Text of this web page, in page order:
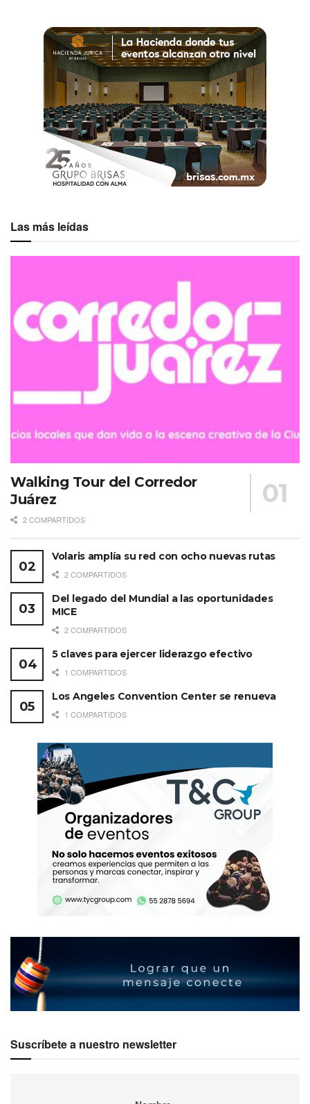
Etiquetas: Destacados Destinos
Las más leídas
Walking Tour del Corredor
Juárez
2 COMPARTIDOS
Volaris amplía su red con ocho nuevas rutas
2 COMPARTIDOS
Del legado del Mundial a las oportunidades
MICE
2 COMPARTIDOS
5 claves para ejercer liderazgo efectivo
1 COMPARTIDOS
Los Angeles Convention Center se renueva
1 COMPARTIDOS
Suscríbete a nuestro newsletter